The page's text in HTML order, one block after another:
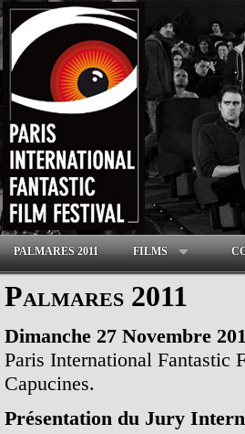
PALMARES 2011 FILMS
Palmares 2011
Dimanche 27 Novembre
Paris International Fantastic
Capucines.
Présentation du Jury